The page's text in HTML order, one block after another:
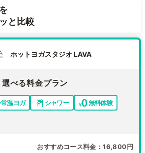
と比較
ホットヨガスタジオ LAVA
選べる料金プラン
常温ヨガ シャワー
無料体験
おすすめコース料金 16,800円